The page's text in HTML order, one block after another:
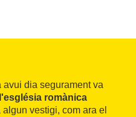
avui dia segurament va
romànica
vestigi, com ara el